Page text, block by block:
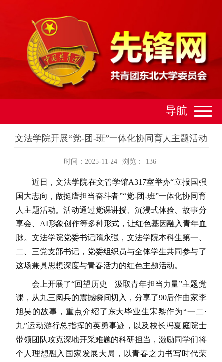
导航
文法学院开展“党-团-班”一体化协同育人主题活动
时间：2025-11-24 浏览： 136
近日，文法学院在文管学馆A317室举办“立报国强
国大志向，做挺膺担当奋斗者”“党-团-班”一体化协同育
人主题活动。活动通过党课讲授、沉浸式体验、故事分
享会、AI形象创作等多种形式，让红色基因融入青年血
脉。文法学院党委书记隋永强，文法学院本科生第一、
二、三党支部书记，党委组织员与全体学生共同参与了
这场兼具思想深度与青春活力的红色主题活动。
会上开展了“回望历史，汲取青年担当力量”主题党
课，从九三阅兵的震撼瞬间切入，分享了90后作曲家李
旭昊的故事，重点介绍了东大毕业生宋黎作为“一二·
九”运动游行总指挥的英勇事迹，以及校长冯夏庭院士
带领团队攻克深地开采难题的科研担当，激励同学们将
个人理想融入国家发展大局，以青春之力书写时代荣